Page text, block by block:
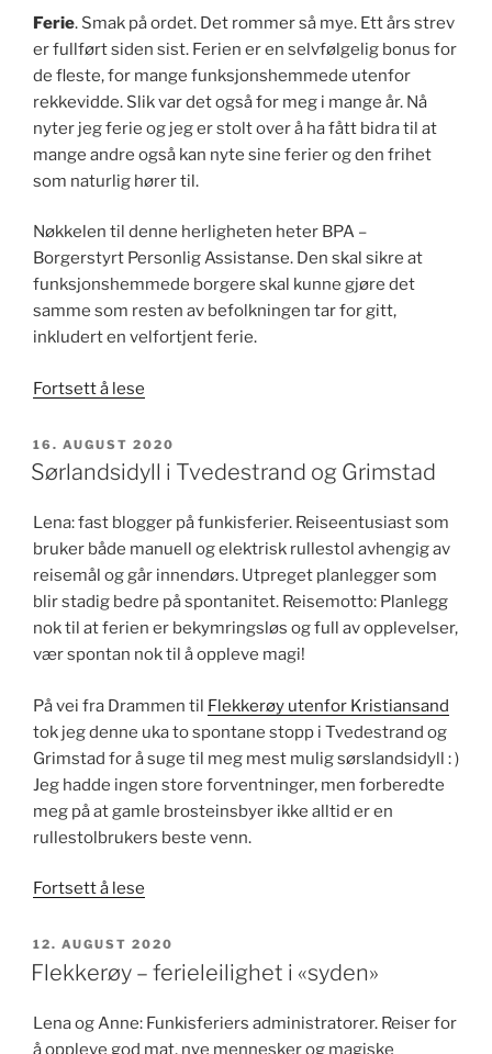
Ferie. Smak på ordet. Det rommer så mye. Ett års strev
er fullført siden sist. Ferien er en selvfølgelig bonus for
de fleste, for mange funksjonshemmede utenfor
rekkevidde. Slik var det også for meg i mange år. Nå
nyter jeg ferie og jeg er stolt over å ha fått bidra til at
mange andre også kan nyte sine ferier og den frihet
som naturlig hører til.
Nøkkelen til denne herligheten heter BPA –
Borgerstyrt Personlig Assistanse. Den skal sikre at
funksjonshemmede borgere skal kunne gjøre det
samme som resten av befolkningen tar for gitt,
inkludert en velfortjent ferie.
Fortsett å lese
fiskelykke
PUBLISERT
16. AUGUST 2020
Sørlandsidyll i Tvedestrand og Grimstad
Lena: fast blogger på funkisferier. Reiseentusiast som
bruker både manuell og elektrisk rullestol avhengig av
reisemål og går innendørs. Utpreget planlegger som
blir stadig bedre på spontanitet. Reisemotto: Planlegg
nok til at ferien er bekymringsløs og full av opplevelser,
vær spontan nok til å oppleve magi!
På vei fra Drammen til Flekkerøy utenfor Kristiansand
tok jeg denne uka to spontane stopp i Tvedestrand og
Grimstad for å suge til meg mest mulig sørslandsidyll : )
Jeg hadde ingen store forventninger, men forberedte
meg på at gamle brosteinsbyer ikke alltid er en
rullestolbrukers beste venn.
Fortsett å lese
Tvedestrand
og
PUBLISERT
12. AUGUST 2020
Flekkerøy – ferieleilighet i «syden»
Lena og Anne: Funkisferiers administratorer. Reiser for
å oppleve god mat, nye mennesker og magiske